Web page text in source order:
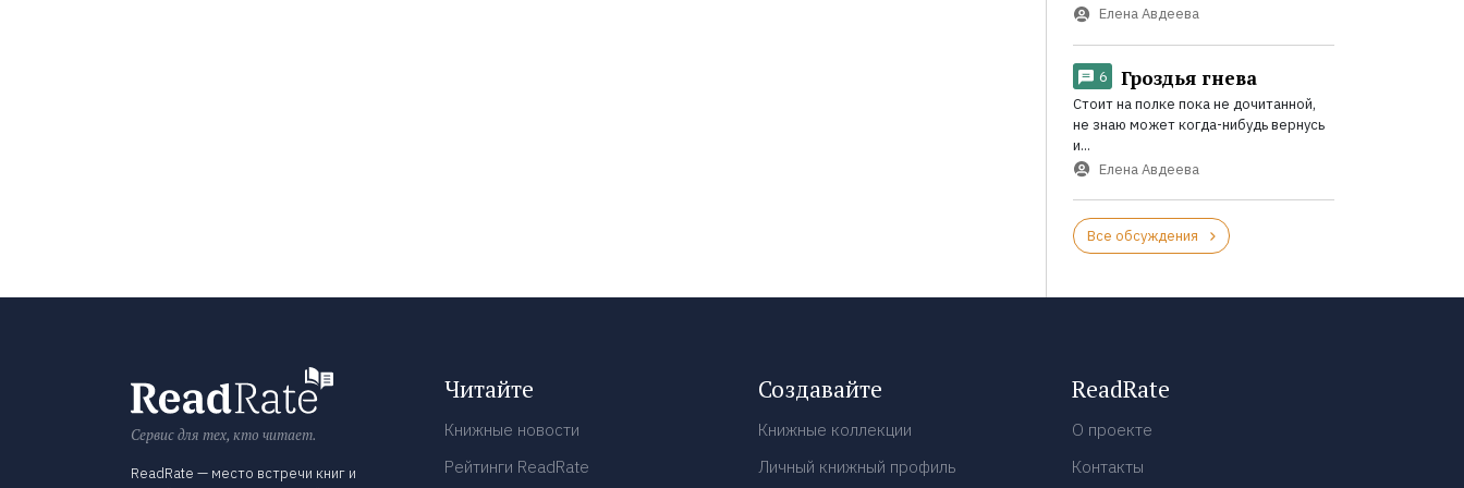
Елена Авдеева
6 Гроздья гнева
Стоит на полке пока не дочитанной,
не знаю может когда-нибудь вернусь
и...
Елена Авдеева
Все обсуждения
Сервис для тех, кто читает.
ReadRate — место встречи книг и
Читайте
Книжные новости
Рейтинги ReadRate
Создавайте
Книжные коллекции
Личный книжный профиль
ReadRate
О проекте
Контакты